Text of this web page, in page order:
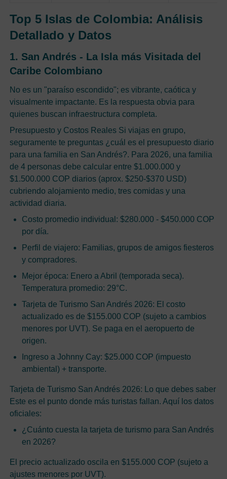
Top 5 Islas de Colombia: Análisis
Detallado y Datos
1. San Andrés - La Isla más Visitada del
Caribe Colombiano
No es un "paraíso escondido"; es vibrante, caótica y
visualmente impactante. Es la respuesta obvia para
quienes buscan infraestructura completa.
Presupuesto y Costos Reales Si viajas en grupo,
seguramente te preguntas ¿cuál es el presupuesto diario
para una familia en San Andrés?. Para 2026, una familia
de 4 personas debe calcular entre $1.000.000 y
$1.500.000 COP diarios (aprox. $250-$370 USD)
cubriendo alojamiento medio, tres comidas y una
actividad diaria.
Costo promedio individual: $280.000 - $450.000 COP
por día.
Perfil de viajero: Familias, grupos de amigos fiesteros
y compradores.
Mejor época: Enero a Abril (temporada seca).
Temperatura promedio: 29°C.
Tarjeta de Turismo San Andrés 2026: El costo
actualizado es de $155.000 COP (sujeto a cambios
menores por UVT). Se paga en el aeropuerto de
origen.
Ingreso a Johnny Cay: $25.000 COP (impuesto
ambiental) + transporte.
Tarjeta de Turismo San Andrés 2026: Lo que debes saber
Este es el punto donde más turistas fallan. Aquí los datos
oficiales:
¿Cuánto cuesta la tarjeta de turismo para San Andrés
en 2026?
El precio actualizado oscila en $155.000 COP (sujeto a
ajustes menores por UVT).